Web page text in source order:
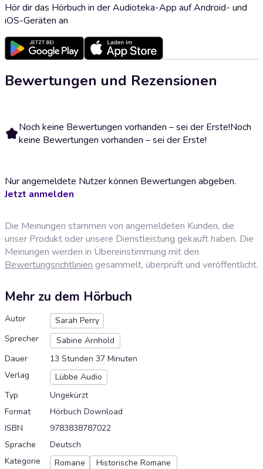
Hör dir das Hörbuch in der Audioteka-App auf Android- und
iOS-Geräten an
Bewertungen und Rezensionen
Noch keine Bewertungen vorhanden – sei der Erste!Noch
keine Bewertungen vorhanden – sei der Erste!
Nur angemeldete Nutzer können Bewertungen abgeben.
Jetzt anmelden
Die Meinungen stammen von angemeldeten Kunden, die
unser Produkt oder unsere Dienstleistung gekauft haben. Die
Meinungen werden in Übereinstimmung mit den
Bewertungsrichtlinien gesammelt, überprüft und veröffentlicht.
Mehr zu dem Hörbuch
Autor
Sarah Perry
Sprecher
Sabine Arnhold
Dauer
13 Stunden 37 Minuten
Verlag
Lübbe Audio
Typ
Ungekürzt
Format
Hörbuch Download
ISBN
9783838787022
Sprache
Deutsch
Kategorie
Romane Historische Romane